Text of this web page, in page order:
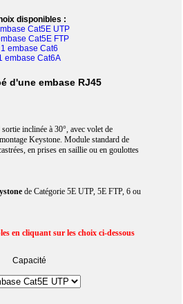
disponibles :
Cat5E UTP
Cat5E FTP
1 embase Cat6
embase Cat6A
d'une embase RJ45
sortie inclinée à 30°, avec volet de
Keystone. Module standard de
en prises en saillie ou en goulottes
de Catégorie 5E UTP, 5E FTP, 6 ou
en cliquant sur les choix ci-dessous
Capacité